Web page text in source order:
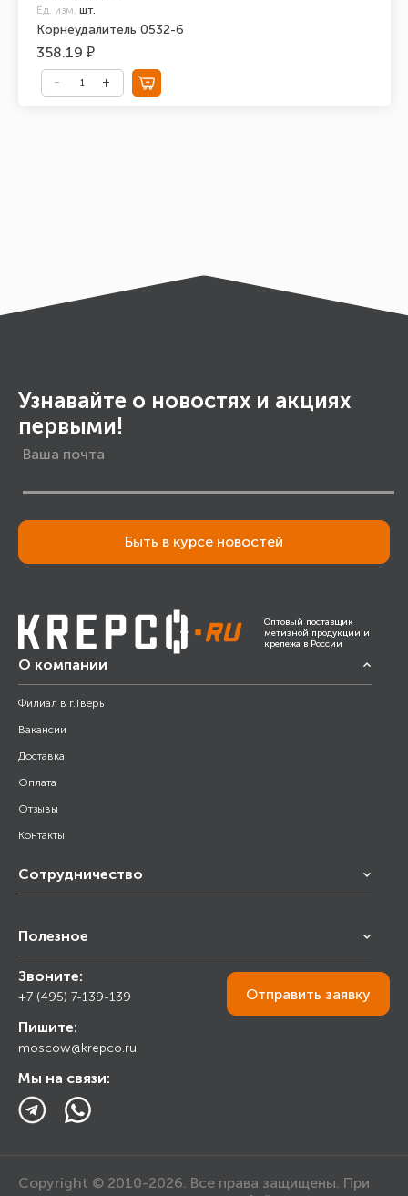
Корнеудалитель 0532-6
Ед. изм. шт.
358.19 ₽
Узнавайте о новостях и акциях
первыми!
Быть в курсе новостей
Оптовый поставщик
метизной продукции и
крепежа в России
О компании
Филиал в г.Тверь
Вакансии
Доставка
Оплата
Отзывы
Контакты
Сотрудничество
Снабжение строительства
Торговым организациям
Полезное
Калькулятор
Прайс лист
Ответы на вопросы
Блог
Звоните:
+7 (495) 7-139-139
Пишите:
moscow@krepco.ru
Мы на связи:
Отправить заявку
Copyright © 2010-2026. Все права защищены. При